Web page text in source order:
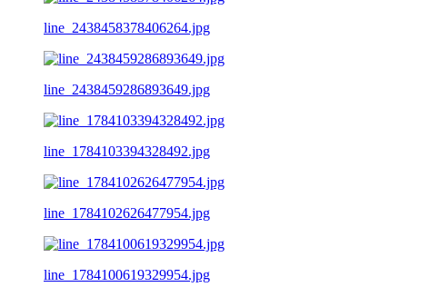
line_2438458378406264.jpg
line_2438459286893649.jpg
line_1784103394328492.jpg
line_1784102626477954.jpg
line_1784100619329954.jpg